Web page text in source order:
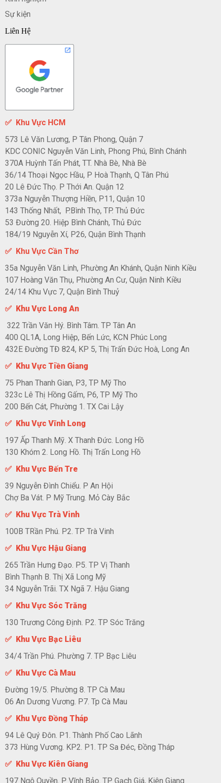
Sự kiện
Liên Hệ
✅ Khu Vực HCM
573 Lê Văn Lương, P Tân Phong, Quận 7
KDC CONIC Nguyễn Văn Linh, Phong Phú, Bình Chánh
370A Huỳnh Tấn Phát, TT. Nhà Bè, Nhà Bè
36/14 Thoại Ngọc Hầu, P Hoà Thạnh, Q Tân Phú
20 Lê Đức Thọ. P Thới An. Quận 12
373a Nguyễn Thượng Hiền, P11, Quận 10
143 Thống Nhất, P.Bình Thọ, TP. Thủ Đức
53 Đường 20. Hiệp Bình Chánh, Thủ Đức
184/19 Nguyễn Xí, P26, Quận Bình Thạnh
✅ Khu Vực Cần Thơ
35a Nguyễn Văn Linh, Phường An Khánh, Quận Ninh Kiều
107 Hoàng Văn Thụ, Phường An Cư, Quận Ninh Kiều
24/14 Khu Vực 7, Quận Bình Thuỷ
✅ Khu Vực Long An
322 Trần Văn Hý. Bình Tâm. TP Tân An
400 QL1A, Long Hiệp, Bến Lức, KCN Phúc Long
432E Đường TĐ 824, KP 5, Thị Trấn Đức Hoà, Long An
✅ Khu Vực Tiền Giang
75 Phan Thanh Gian, P3, TP Mỹ Tho
323c Lê Thị Hồng Gấm, P6, TP Mỹ Tho
200 Bến Cát, Phường 1. TX Cai Lậy
✅ Khu Vực Vĩnh Long
197 Ấp Thanh Mỹ. X Thanh Đức. Long Hồ
130 Khóm 2. Long Hồ. Thị Trấn Long Hồ
✅ Khu Vực Bến Tre
39 Nguyễn Đình Chiểu. P An Hội
Chợ Ba Vát. P Mỹ Trung. Mỏ Cày Bắc
✅ Khu Vực Trà Vinh
100B TRần Phú. P2. TP Trà Vinh
✅ Khu Vực Hậu Giang
265 Trần Hưng Đạo. P5. TP Vị Thanh
Bình Thạnh B. Thị Xã Long Mỹ
34 Nguyễn Trãi. TX Ngã 7. Hậu Giang
✅ Khu Vực Sóc Trăng
130 Trương Công Định. P2. TP Sóc Trăng
✅ Khu Vực Bạc Liêu
34/4 Trần Phú. Phường 7. TP Bạc Liêu
✅ Khu Vực Cà Mau
Đường 19/5. Phường 8. TP Cà Mau
06 An Dương Vương. P7. Tp Cà Mau
✅ Khu Vực Đồng Tháp
94 Lê Quý Đôn. P1. Thành Phố Cao Lãnh
373 Hùng Vương. KP2. P1. TP Sa Đéc, Đồng Tháp
✅ Khu Vực Kiên Giang
197 Ngô Quyền. P Vĩnh Bảo. TP Gạch Giá, Kiên Giang